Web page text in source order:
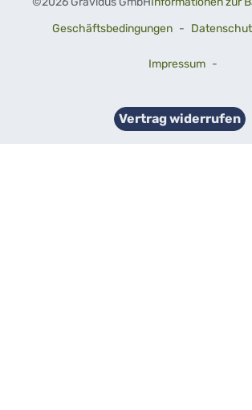
Geschäftsbedingungen -
Impressum -
Vertrag widerrufen